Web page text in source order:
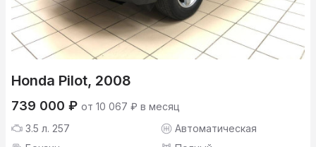
Honda Pilot, 2008
739 000 ₽ от 10 067 ₽ в месяц
3.5 л. 257
Автоматическая